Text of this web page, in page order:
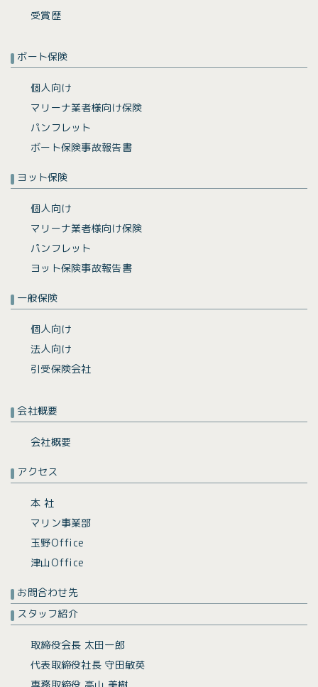
受賞歴
ボート保険
個人向け
マリーナ業者様向け保険
パンフレット
ボート保険事故報告書
ヨット保険
個人向け
マリーナ業者様向け保険
パンフレット
ヨット保険事故報告書
一般保険
個人向け
法人向け
引受保険会社
会社概要
会社概要
アクセス
本 社
マリン事業部
玉野Office
津山Office
お問合わせ先
スタッフ紹介
取締役会長 太田一郎
代表取締役社長 守田敏英